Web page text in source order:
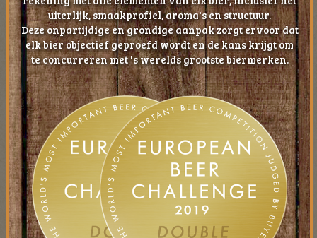
uiterlijk, smaakprofiel, aroma's en structuur.
Deze onpartijdige en grondige aanpak zorgt ervoor dat
elk bier objectief geproefd wordt en de kans krijgt om
te concurreren met 's werelds grootste biermerken.